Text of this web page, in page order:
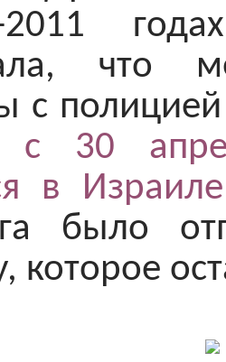
что
с
с 30
в Израиле
было
которое